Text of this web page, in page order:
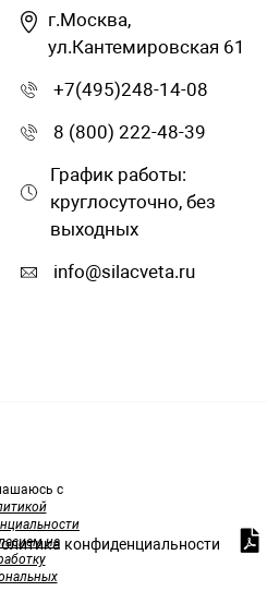
г.Москва,
ул.Кантемировская 61
+7(495)248-14-08
8 (800) 222-48-39
График работы:
круглосуточно, без
выходных
info@silacveta.ru
с
на конфиденциальности